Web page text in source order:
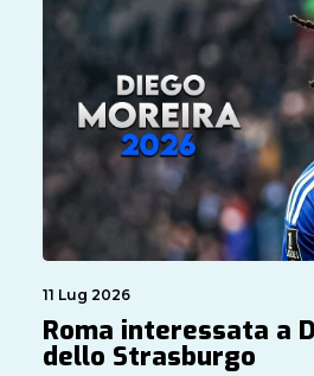
11 Lug 2026
Roma interessata a
dello Strasburgo